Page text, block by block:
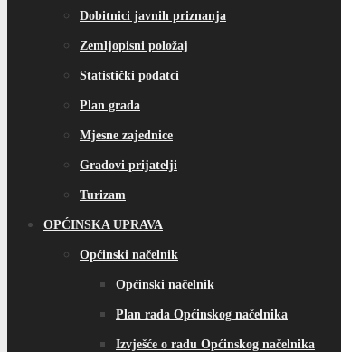
Dobitnici javnih priznanja
Zemljopisni položaj
Statistički podatci
Plan grada
Mjesne zajednice
Gradovi prijatelji
Turizam
OPĆINSKA UPRAVA
Općinski načelnik
Općinski načelnik
Plan rada Općinskog načelnika
Izvješće o radu Općinskog načelnika